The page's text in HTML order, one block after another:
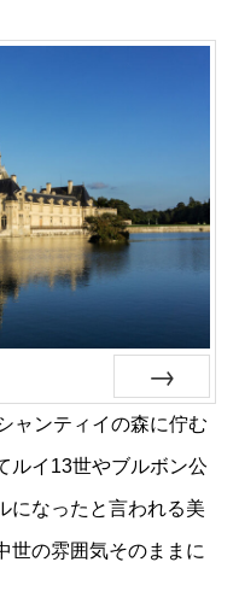
Next
ャンティイの森に佇む
ルイ13世やブルボン公
になったと言われる美
世の雰囲気そのままに